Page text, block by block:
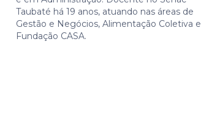
Taubaté há 19 anos, atuando nas áreas de
Gestão e Negócios, Alimentação Coletiva e
Fundação CASA.